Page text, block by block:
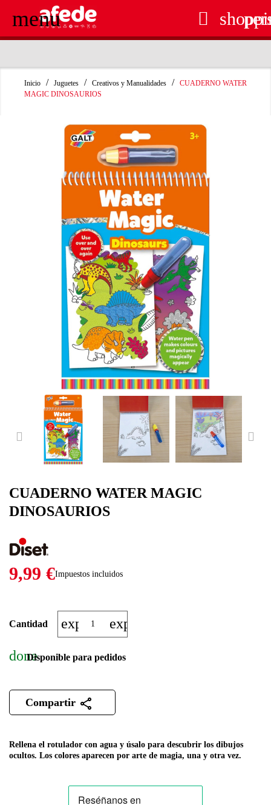
menu 
Inicio Juguetes Creativos y Manualidades
CUADERNO WATER
MAGIC DINOSAURIOS
CUADERNO WATER MAGIC
DINOSAURIOS
PREVIOUS
9,99 €Impuestos incluidos
Rellena el rotulador con agua y úsalo para descubrir los dibujos
ocultos. Los colores aparecen por arte de magia, una y otra vez.
Cantidad expand_moreexpand_less
doneDisponible para pedidos
Compartir